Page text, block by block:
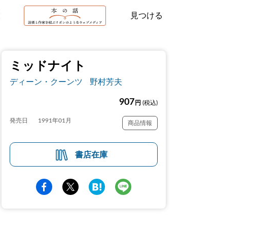
見つける
ミッドナイト
ディーン・クーンツ 野村芳夫
907 円 (税込)
発売日 1991年01月 商品情報
書店在庫